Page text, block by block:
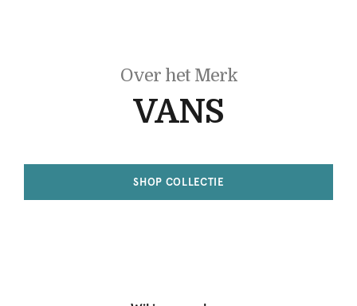
Over het Merk
VANS
SHOP COLLECTIE